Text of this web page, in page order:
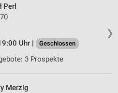
❯
Perl
Uhr |
Geschlossen
3 Prospekte
Merzig